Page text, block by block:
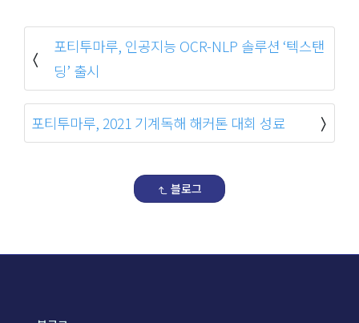
포티투마루, 인공지능 OCR-NLP 솔루션 ‘텍스탠
딩’ 출시
블로그
포티투마루, 2021 기계독해 해커톤 대회 성료